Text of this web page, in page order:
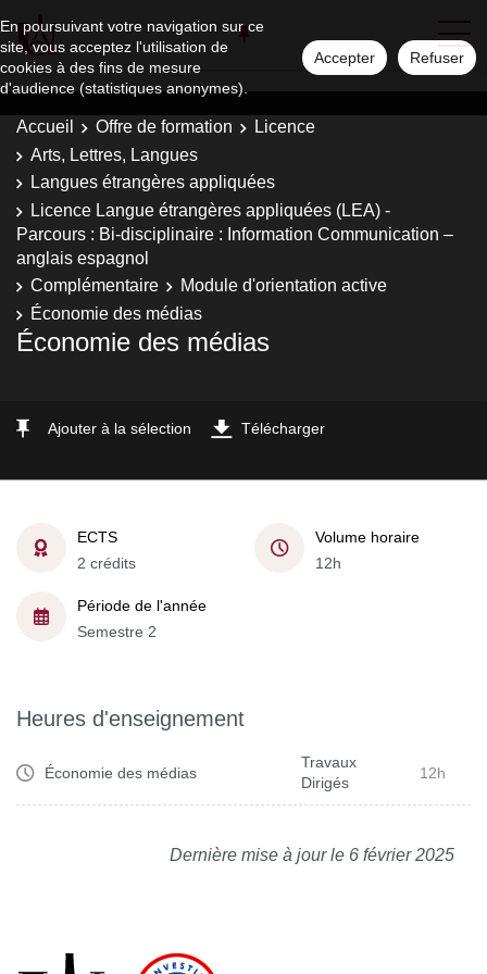
En poursuivant votre navigation sur ce
site, vous acceptez l'utilisation de
cookies à des fins de mesure
d'audience (statistiques anonymes).
Accepter Refuser
Accueil Offre de formation
Licence
Arts, Lettres, Langues
Langues étrangères appliquées
Licence Langue étrangères appliquées (LEA) -
Parcours : Bi-disciplinaire : Information Communication –
anglais espagnol
Complémentaire
Module d'orientation active
Économie des médias
Économie des médias
Ajouter à la sélection Télécharger
ECTS
2 crédits
Volume horaire
12h
Période de l'année
Semestre 2
Heures d'enseignement
Économie des médias
Travaux
Dirigés
12h
Dernière mise à jour le 6 février 2025